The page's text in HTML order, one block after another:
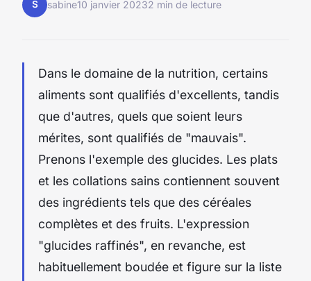
S sabine10 janvier 20232 min de lecture
Dans le domaine de la nutrition, certains
aliments sont qualifiés d'excellents, tandis
que d'autres, quels que soient leurs
mérites, sont qualifiés de "mauvais".
Prenons l'exemple des glucides. Les plats
et les collations sains contiennent souvent
des ingrédients tels que des céréales
complètes et des fruits. L'expression
"glucides raffinés", en revanche, est
habituellement boudée et figure sur la liste